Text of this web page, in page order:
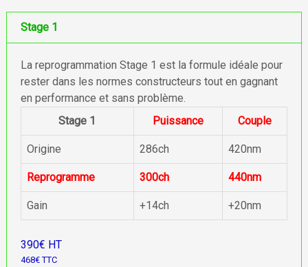
Stage 1
La reprogrammation Stage 1 est la formule idéale pour
rester dans les normes constructeurs tout en gagnant
en performance et sans problème.
Stage 1
Puissance Couple
Origine 286ch 420nm
Reprogramme 300ch 440nm
Gain +14ch +20nm
390€ HT
468€ TTC